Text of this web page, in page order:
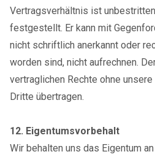
Vertragsverhältnis ist
festgestellt. Er kann mit
nicht schriftlich anerkannt oder
worden sind, nicht aufrechnen.
vertraglichen Rechte ohne
Dritte übertragen.
12. Eigentumsvorbehalt
Wir behalten uns das Eigentum